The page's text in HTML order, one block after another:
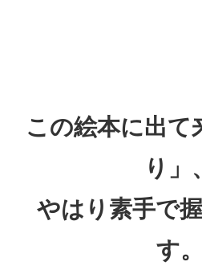
この絵本に出て
り」、
やはり素手で
す。